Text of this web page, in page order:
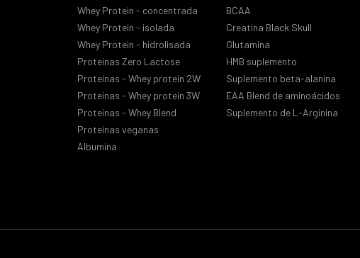
Whey Protein - concentrada
Whey Protein - isolada
Whey Protein - hidrolisada
Proteinas Zero Lactose
Proteinas - Whey protein 2W
Proteinas - Whey protein 3W
Proteinas - Whey Blend
Proteinas veganas
Albumina
BCAA
Creatina Black Skull
Glutamina
HMB suplemento
Suplemento beta-alanina
EAA Blend de aminoácidos
Suplemento de L-Arginina